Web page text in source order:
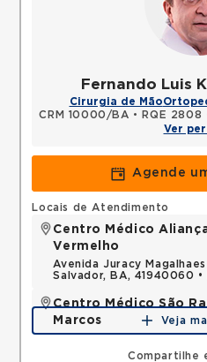
Fernando Luis
Cirurgia de Mão
CRM 10000/BA • RQE 2808
Ver
Agende
Compartilhe
Locais de Atendimento
Centro Médico
Vermelho
Avenida Juracy
Salvador, BA, 41940060 •
Centro Médico São
Marcos
Avenida Sao Rafael, Sao
Mapa
Veja